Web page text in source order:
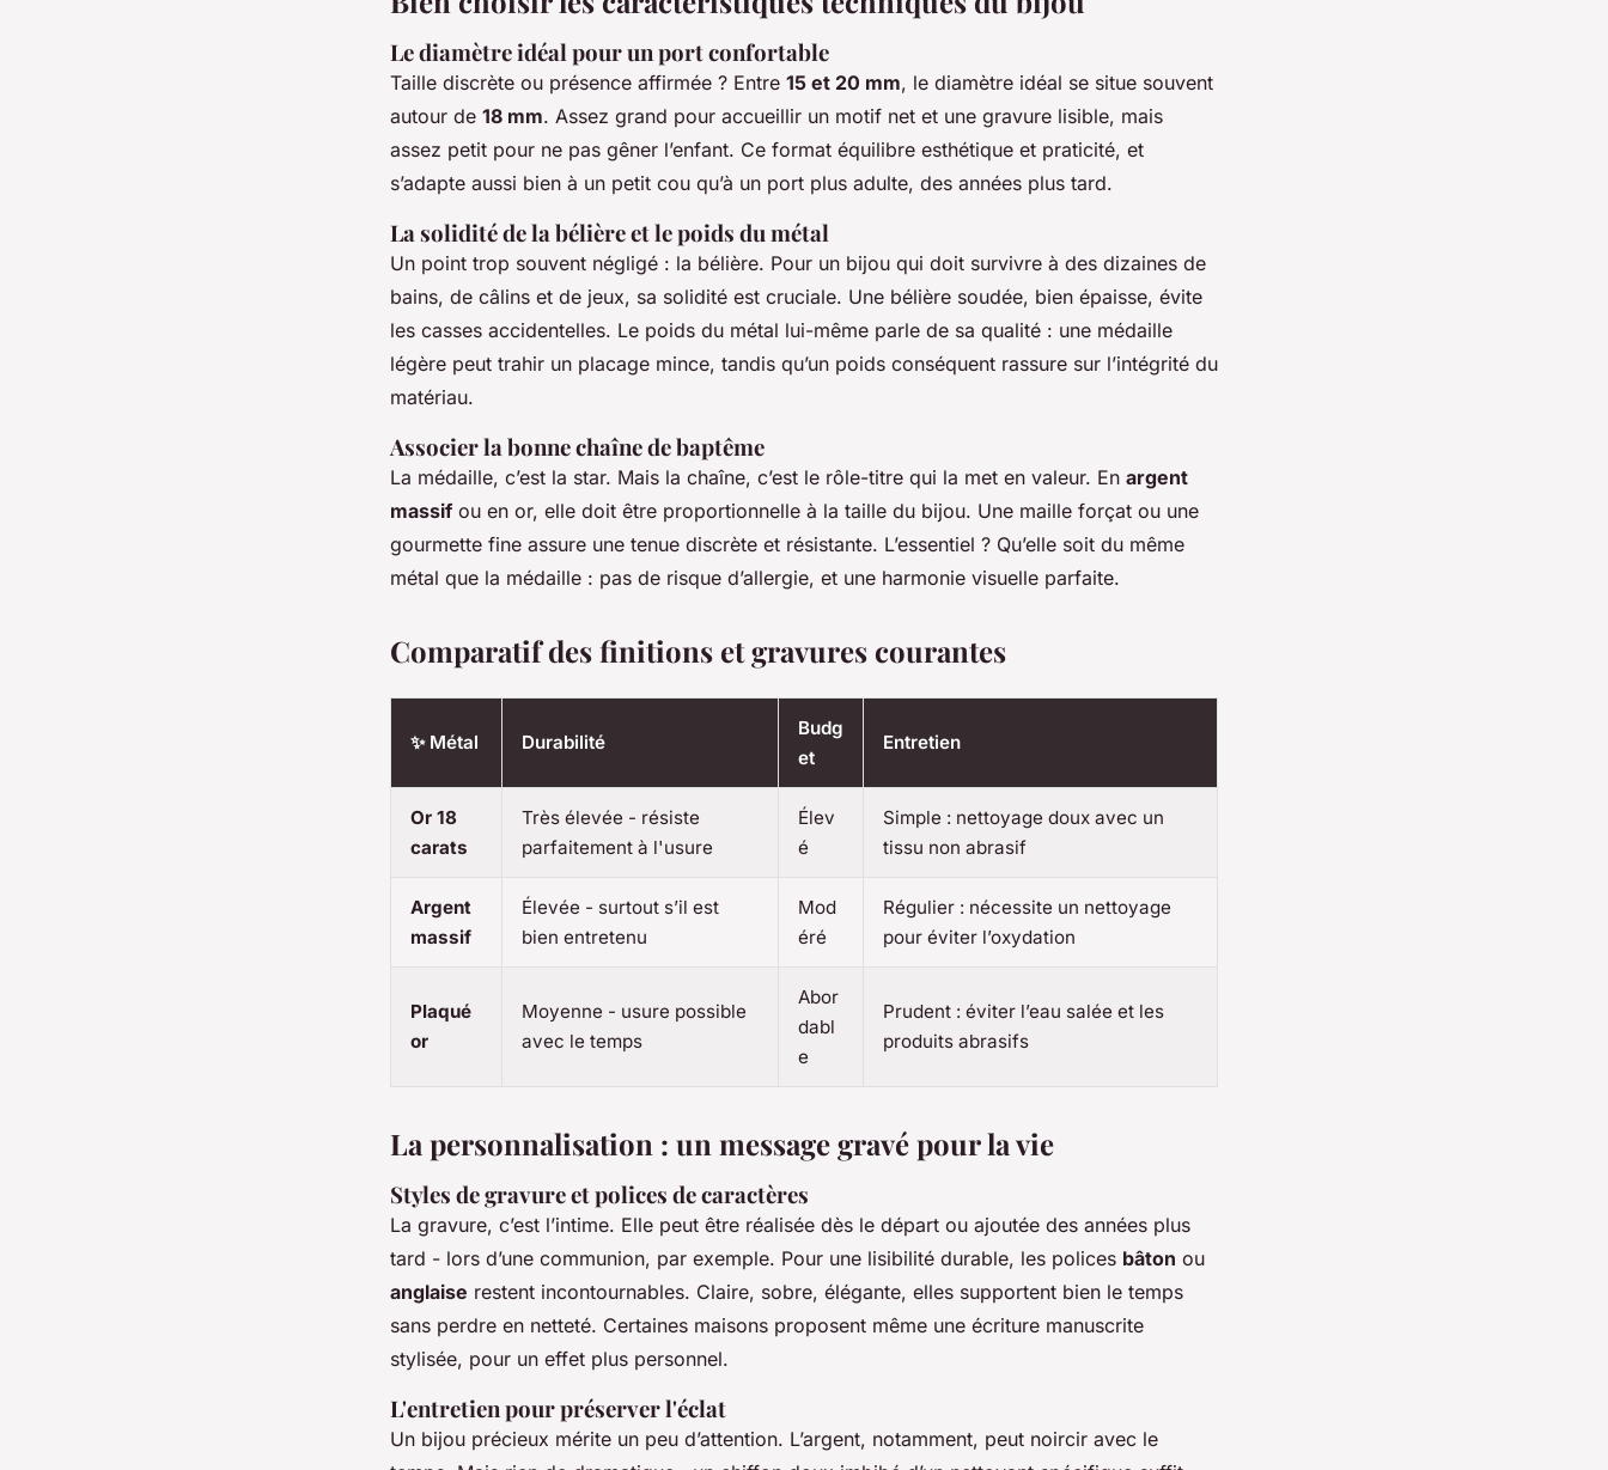
Le diamètre idéal pour un port confortable
Taille discrète ou présence affirmée ? Entre 15 et 20 mm, le diamètre idéal se situe souvent
autour de 18 mm. Assez grand pour accueillir un motif net et une gravure lisible, mais
assez petit pour ne pas gêner l’enfant. Ce format équilibre esthétique et praticité, et
s’adapte aussi bien à un petit cou qu’à un port plus adulte, des années plus tard.
La solidité de la bélière et le poids du métal
Un point trop souvent négligé : la bélière. Pour un bijou qui doit survivre à des dizaines de
bains, de câlins et de jeux, sa solidité est cruciale. Une bélière soudée, bien épaisse, évite
les casses accidentelles. Le poids du métal lui-même parle de sa qualité : une médaille
légère peut trahir un placage mince, tandis qu’un poids conséquent rassure sur l’intégrité du
matériau.
Associer la bonne chaîne de baptême
La médaille, c’est la star. Mais la chaîne, c’est le rôle-titre qui la met en valeur. En argent
massif ou en or, elle doit être proportionnelle à la taille du bijou. Une maille forçat ou une
gourmette fine assure une tenue discrète et résistante. L’essentiel ? Qu’elle soit du même
métal que la médaille : pas de risque d’allergie, et une harmonie visuelle parfaite.
Comparatif des finitions et gravures courantes
✨ Métal Durabilité
Budg
et
Entretien
Or 18
carats
Très élevée - résiste
parfaitement à l'usure
Élev
é
Simple : nettoyage doux avec un
tissu non abrasif
Argent
massif
Élevée - surtout s’il est
bien entretenu
Mod
éré
Régulier : nécessite un nettoyage
pour éviter l’oxydation
Plaqué
or
Moyenne - usure possible
avec le temps
Abor
dabl
e
Prudent : éviter l’eau salée et les
produits abrasifs
La personnalisation : un message gravé pour la vie
Styles de gravure et polices de caractères
La gravure, c’est l’intime. Elle peut être réalisée dès le départ ou ajoutée des années plus
tard - lors d’une communion, par exemple. Pour une lisibilité durable, les polices bâton ou
anglaise restent incontournables. Claire, sobre, élégante, elles supportent bien le temps
sans perdre en netteté. Certaines maisons proposent même une écriture manuscrite
stylisée, pour un effet plus personnel.
L'entretien pour préserver l'éclat
Un bijou précieux mérite un peu d’attention. L’argent, notamment, peut noircir avec le